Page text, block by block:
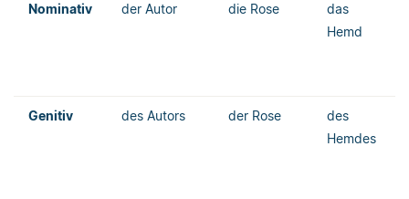
Nominativ der Autor die Rose
das
Hemd
Genitiv des Autors der Rose
des
Hemdes